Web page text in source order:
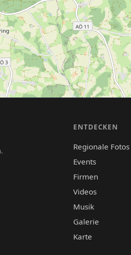
ENTDECKEN
Regionale Fotos
Events
Firmen
Videos
Musik
Galerie
Karte